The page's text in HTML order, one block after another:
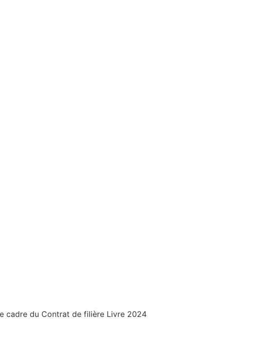
cadre du Contrat de filière Livre 2024